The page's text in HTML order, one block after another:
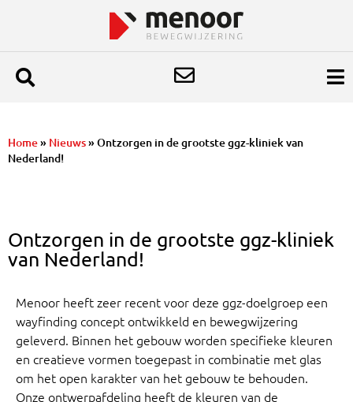
Home» Nieuws» Ontzorgen in de grootste ggz-kliniek van
Nederland!
Ontzorgen in de grootste ggz-kliniek
van Nederland!
Menoor heeft zeer recent voor deze ggz-doelgroep een
wayfinding concept ontwikkeld en bewegwijzering
geleverd. Binnen het gebouw worden specifieke kleuren
en creatieve vormen toegepast in combinatie met glas
om het open karakter van het gebouw te behouden.
Onze ontwerpafdeling heeft de kleuren van de